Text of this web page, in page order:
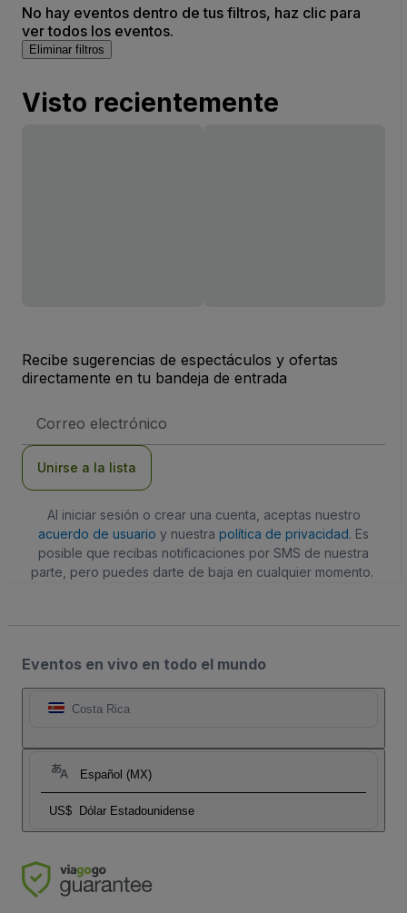
No hay eventos dentro de tus filtros, haz clic para
ver todos los eventos.
Eliminar filtros
Visto recientemente
Recibe sugerencias de espectáculos y ofertas
directamente en tu bandeja de entrada
de
Unirse a la lista
Al iniciar sesión o crear una cuenta, aceptas nuestro
acuerdo de usuario y nuestra política de privacidad. Es
posible que recibas notificaciones por SMS de nuestra
parte, pero puedes darte de baja en cualquier momento.
Eventos en vivo en todo el mundo
Costa Rica
Español (MX)
US$ Dólar Estadounidense